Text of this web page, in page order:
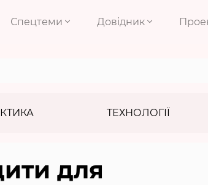
Спецтеми Довідник
ТЕХНОЛОГІЇ
для